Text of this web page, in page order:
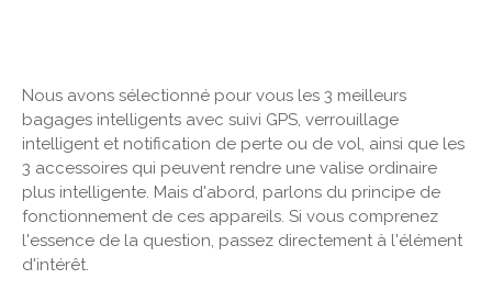
Nous avons sélectionné pour vous les 3 meilleurs
bagages intelligents avec suivi GPS, verrouillage
intelligent et notification de perte ou de vol, ainsi que les
3 accessoires qui peuvent rendre une valise ordinaire
plus intelligente. Mais d'abord, parlons du principe de
fonctionnement de ces appareils. Si vous comprenez
l'essence de la question, passez directement à l'élément
d'intérêt.